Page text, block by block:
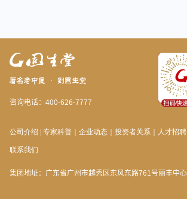
咨询电话：400-626-7777
公司介绍 专家科普 企业动态 投资者关系 人才招聘
联系我们
集团地址：广东省广州市越秀区东风东路761号丽丰中